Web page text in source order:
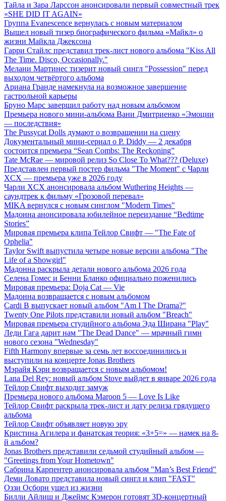
Тайла и Зара Ларссон анонсировали первый совместный трек
«SHE DID IT AGAIN»
Группа Evanescence вернулась с новым материалом
Вышел новый тизер биографического фильма «Майкл» о
жизни Майкла Джексона
Гарри Стайлс представил трек-лист нового альбома "Kiss All
The Time. Disco, Occasionally."
Мелани Мартинес тизерит новый сингл "Possession" перед
выходом четвёртого альбома
Ариана Гранде намекнула на возможное завершение
гастрольной карьеры
Бруно Марс завершил работу над новым альбомом
Премьера нового мини-альбома Вани Дмитриенко «Эмоции
— последствия»
The Pussycat Dolls думают о возвращении на сцену
Документальный мини-сериал о P. Diddy — 2 декабря
состоится премьера “Sean Combs: The Reckoning”
Tate McRae — мировой релиз So Close To What??? (Deluxe)
Представлен первый постер фильма "The Moment" с Чарли
XCX — премьера уже в 2026 году
Чарли XCX анонсировала альбом Wuthering Heights —
саундтрек к фильму «Грозовой перевал»
MIKA вернулся с новым синглом "Modern Times"
Мадонна анонсировала юбилейное переиздание “Bedtime
Stories”
Мировая премьера клипа Тейлор Свифт — "The Fate of
Ophelia"
Taylor Swift выпустила четыре новые версии альбома "The
Life of a Showgirl"
Мадонна раскрыла детали нового альбома 2026 года
Селена Гомес и Бенни Бланко официально поженились
Мировая премьера: Doja Cat — Vie
Мадонна возвращается с новым альбомом
Cardi B выпускает новый альбом "Am I The Drama?"
Twenty One Pilots представили новый альбом "Breach"
Мировая премьера студийного альбома Эда Ширана "Play"
Леди Гага дарит нам "The Dead Dance" — мрачный гимн
нового сезона "Wednesday"
Fifth Harmony впервые за семь лет воссоединились и
выступили на концерте Jonas Brothers
Мэрайя Кэри возвращается с новым альбомом!
Lana Del Rey: новый альбом Stove выйдет в январе 2026 года
Тейлор Свифт выходит замуж
Премьера нового альбома Maroon 5 — Love Is Like
Тейлор Свифт раскрыла трек-лист и дату релиза грядущего
альбома
Тейлор Свифт объявляет новую эру
Кристина Агилера и фанатская теория: «3+5=» — намек на 8-
й альбом?
Jonas Brothers представили седьмой студийный альбом —
"Greetings from Your Hometown"
Сабрина Карпентер анонсировала альбом "Man’s Best Friend"
Деми Ловато представила новый сингл и клип "FAST"
Оззи Осборн ушел из жизни
Билли Айлиш и Джеймс Кэмерон готовят 3D-концертный